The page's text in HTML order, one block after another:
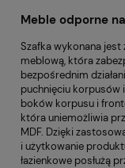
Meble odporne
Szafka wykonana
meblową, która
bezpośrednim
puchnięciu korpusów
boków korpusu i
która uniemożliwia
MDF. Dzięki
i użytkowanie
łazienkowe posłużą